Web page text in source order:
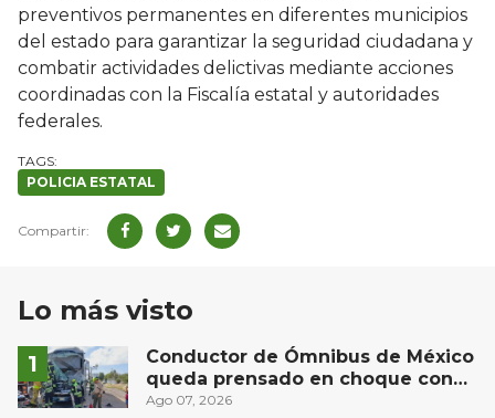
preventivos permanentes en diferentes municipios
del estado para garantizar la seguridad ciudadana y
combatir actividades delictivas mediante acciones
coordinadas con la Fiscalía estatal y autoridades
federales.
POLICIA ESTATAL
Lo más visto
Conductor de Ómnibus de México
queda prensado en choque con
materialista en San Juan del Río
Ago 07, 2026